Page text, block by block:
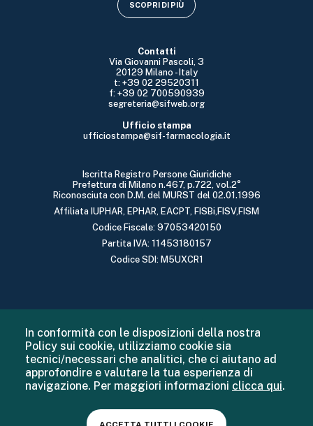
Contatti
Via Giovanni Pascoli, 3
20129 Milano - Italy
t: +39 02 29520311
f: +39 02 700590939
segreteria@sifweb.org
Ufficio stampa
ufficiostampa@sif-farmacologia.it
Iscritta Registro Persone Giuridiche
Prefettura di Milano n.467, p.722, vol.2°
Riconosciuta con D.M. del MURST del 02.01.1996
Affiliata IUPHAR, EPHAR, EACPT, FISBi,FISV,FISM
Codice Fiscale: 97053420150
Partita IVA: 11453180157
Codice SDI: M5UXCR1
SCOPRI DI PIÙ
In conformità con le disposizioni della nostra
Policy sui cookie, utilizziamo cookie sia
tecnici/necessari che analitici, che ci aiutano ad
approfondire e valutare la tua esperienza di
navigazione. Per maggiori informazioni clicca qui.